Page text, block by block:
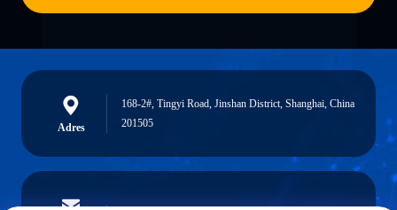
Adres
168-2#, Tingyi Road, Jinshan District, Shanghai, China
201505